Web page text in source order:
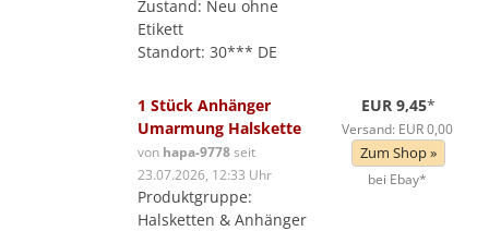
Zustand: Neu ohne
Etikett
Standort: 30*** DE
1 Stück Anhänger
Umarmung Halskette
von hapa-9778seit
23.07.2026, 12:33 Uhr
Produktgruppe:
Halsketten & Anhänger
EUR 9,45*
Versand: EUR 0,00
Zum Shop »
bei Ebay*